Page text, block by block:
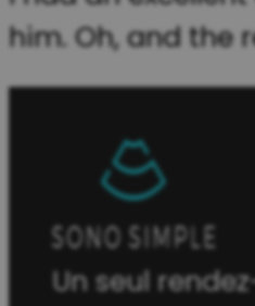
him. Oh, and the
Un seul